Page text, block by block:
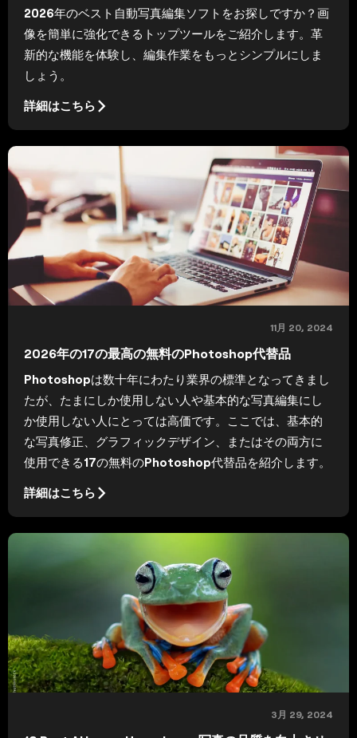
2026年のベスト自動写真編集ソフトをお探しですか？画
像を簡単に強化できるトップツールをご紹介します。革
新的な機能を体験し、編集作業をもっとシンプルにしま
しょう。
詳細はこちら
11月 20, 2024
2026年の17の最高の無料のPhotoshop代替品
Photoshopは数十年にわたり業界の標準となってきまし
たが、たまにしか使用しない人や基本的な写真編集にし
か使用しない人にとっては高価です。ここでは、基本的
な写真修正、グラフィックデザイン、またはその両方に
使用できる17の無料のPhotoshop代替品を紹介します。
詳細はこちら
3月 29, 2024